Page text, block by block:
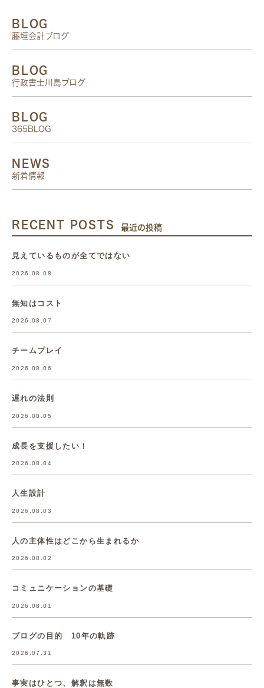
BLOG
藤垣会計ブログ
BLOG
行政書士川島ブログ
BLOG
365BLOG
NEWS
新着情報
RECENT POSTS 最近の投稿
見えているものが全てではない
2026.08.08
無知はコスト
2026.08.07
チームプレイ
2026.08.06
遅れの法則
2026.08.05
成長を支援したい！
2026.08.04
人生設計
2026.08.03
人の主体性はどこから生まれるか
2026.08.02
コミュニケーションの基礎
2026.08.01
ブログの目的 10年の軌跡
2026.07.31
事実はひとつ、解釈は無数